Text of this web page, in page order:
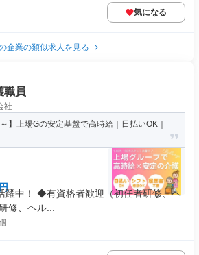
気になる
企業の類似求人を見る
職員
社
】上場Gの安定基盤で高時給｜日払いOK｜
躍中！ ◆有資格者歓迎（初任者研修、ヘ
修、ヘル...